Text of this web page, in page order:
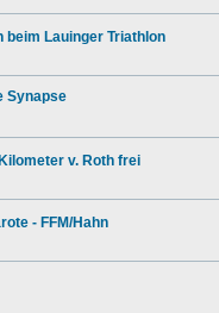
Lauinger Triathlon
Synapse
v. Roth frei
- FFM/Hahn